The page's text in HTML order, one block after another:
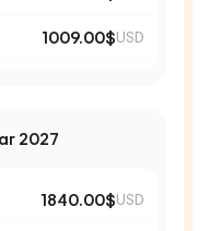
1009.00$USD
2027
1840.00$USD